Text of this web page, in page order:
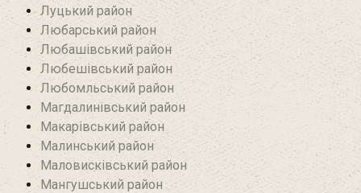
Луцький район
Любарський район‎
Любашівський район‎
Любешівський район
Любомльський район
Магдалинівський район
Макарівський район
Малинський район
Маловисківський район
Мангушський район